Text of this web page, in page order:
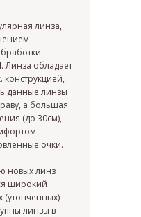
линза,
. Линза обладает
конструкцией,
данные линзы
а большая
(до 30см),
очки.
новых линз
широкий
(утонченных)
линзы в